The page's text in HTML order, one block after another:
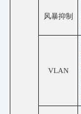
风暴抑制
VLAN